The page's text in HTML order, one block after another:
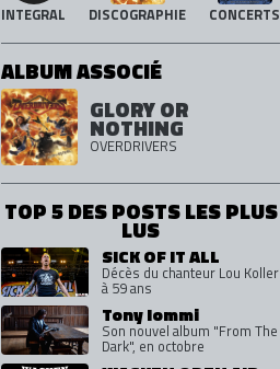
INTEGRAL DISCOGRAPHIE CONCERTS
ALBUM ASSOCIÉ
GLORY OR
NOTHING
OVERDRIVERS
TOP 5 DES POSTS LES PLUS
LUS
SICK OF IT ALL
Décès du chanteur Lou Koller
à 59 ans
Tony Iommi
Son nouvel album "From The
Dark", en octobre